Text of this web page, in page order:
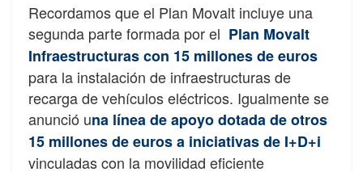
Recordamos que el Plan Movalt incluye una
segunda parte formada por el Plan Movalt
Infraestructuras con 15 millones de euros
para la instalación de infraestructuras de
recarga de vehículos eléctricos. Igualmente se
anunció una línea de apoyo dotada de otros
15 millones de euros a iniciativas de I+D+i
vinculadas con la movilidad eficiente